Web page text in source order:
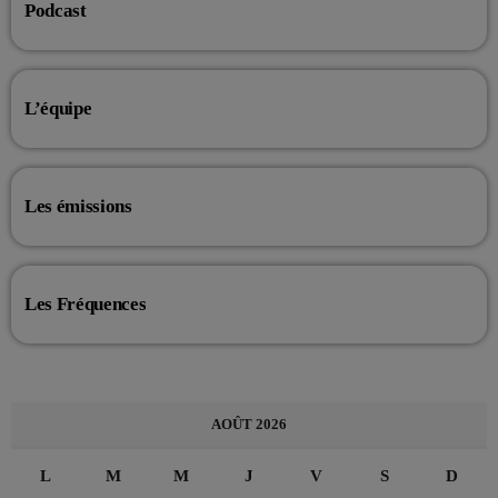
Podcast
L’équipe
Les émissions
Les Fréquences
AOÛT 2026
L M M J V S D